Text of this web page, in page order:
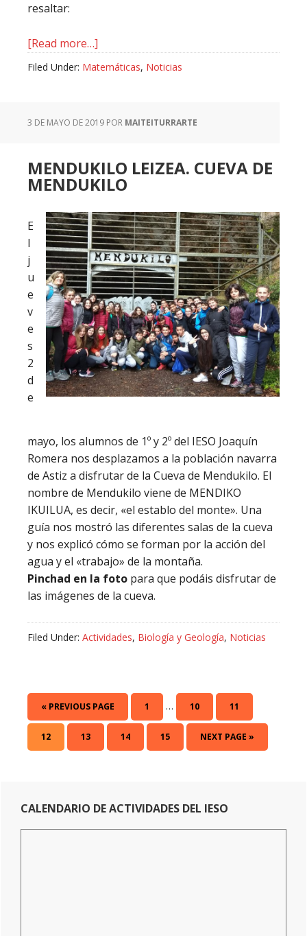
resaltar:
[Read more…]
Olimpiada
matemática
Filed Under: Matemáticas, Noticias
3 DE MAYO DE 2019 POR MAITEITURRARTE
MENDUKILO LEIZEA. CUEVA DE
MENDUKILO
E
l
j
u
e
v
e
s
2
d
e
mayo, los alumnos de 1º y 2º del IESO Joaquín
Romera nos desplazamos a la población navarra
de Astiz a disfrutar de la Cueva de Mendukilo. El
nombre de Mendukilo viene de MENDIKO
IKUILUA, es decir, «el establo del monte». Una
guía nos mostró las diferentes salas de la cueva
y nos explicó cómo se forman por la acción del
agua y el «trabajo» de la montaña.
Pinchad en la foto para que podáis disfrutar de
las imágenes de la cueva.
Filed Under: Actividades, Biología y Geología, Noticias
« GO
TO
PREVIOUS PAGE PAGE
1
Interim
pages
omitted
… PAGE
10 PAGE
11
PAGE
12 PAGE
13 PAGE
14 PAGE
15
GO
TO
NEXT PAGE »
Primary
Sidebar
CALENDARIO DE ACTIVIDADES DEL IESO